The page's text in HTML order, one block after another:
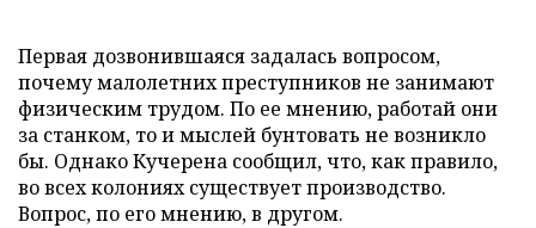
Первая дозвонившаяся задалась вопросом,
почему малолетних преступников не занимают
физическим трудом. По ее мнению, работай они
за станком, то и мыслей бунтовать не возникло
бы. Однако Кучерена сообщил, что, как правило,
во всех колониях существует производство.
Вопрос, по его мнению, в другом.